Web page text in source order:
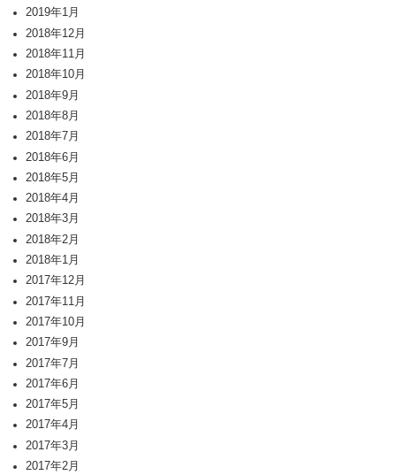
2019年1月
2018年12月
2018年11月
2018年10月
2018年9月
2018年8月
2018年7月
2018年6月
2018年5月
2018年4月
2018年3月
2018年2月
2018年1月
2017年12月
2017年11月
2017年10月
2017年9月
2017年7月
2017年6月
2017年5月
2017年4月
2017年3月
2017年2月